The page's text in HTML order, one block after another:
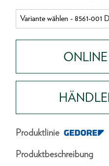
Produktlinie
Produktbeschreibung